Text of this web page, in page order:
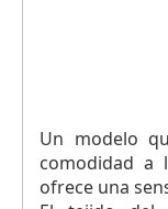
Un modelo
comodidad
ofrece una